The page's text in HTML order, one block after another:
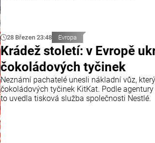
28 Březen 23:48 Evropa
Krádež století: v Evropě
čokoládových tyčinek
Neznámí pachatelé unesli nákladní vůz,
čokoládových tyčinek KitKat. Podle agentury
to uvedla tisková služba společnosti Nestlé.